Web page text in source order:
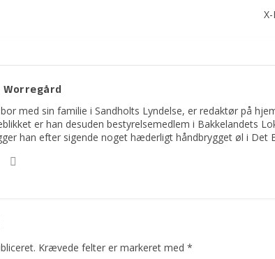
Worregård
med sin familie i Sandholts Lyndelse, er redaktør på
er han desuden bestyrelsemedlem i Bakkelandets
han efter sigende noget hæderligt håndbrygget øl i Det
Krævede felter er markeret med*